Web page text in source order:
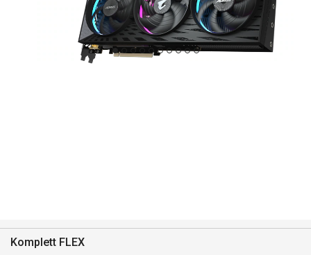
Komplett FLEX